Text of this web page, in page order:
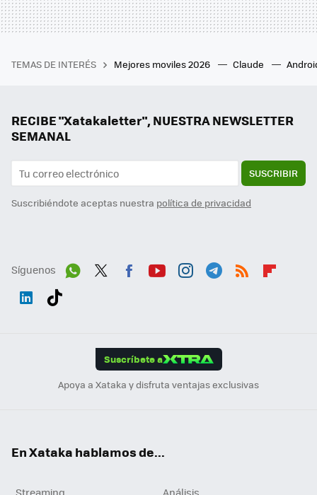
TEMAS DE INTERÉS Mejores moviles 2026 Claude
RECIBE "Xatakaletter", NUESTRA NEWSLETTER
SEMANAL
SUSCRIBIR
Suscribiéndote aceptas nuestra política de privacidad
Síguenos
Suscríbete a
Apoya a Xataka y disfruta ventajas exclusivas
En Xataka hablamos de...